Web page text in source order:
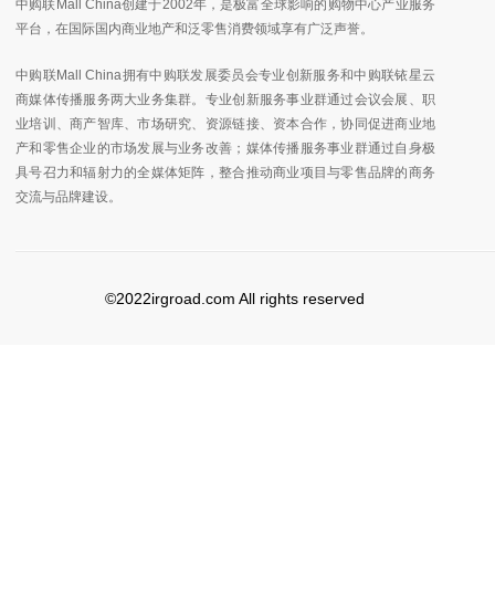
中购联Mall China创建于2002年，是极富全球影响的购物中心产业服务
平台，在国际国内商业地产和泛零售消费领域享有广泛声誉。
中购联Mall China拥有中购联发展委员会专业创新服务和中购联铱星云
商媒体传播服务两大业务集群。专业创新服务事业群通过会议会展、职
业培训、商产智库、市场研究、资源链接、资本合作，协同促进商业地
产和零售企业的市场发展与业务改善；媒体传播服务事业群通过自身极
具号召力和辐射力的全媒体矩阵，整合推动商业项目与零售品牌的商务
交流与品牌建设。
©2022irgroad.com All rights reserved